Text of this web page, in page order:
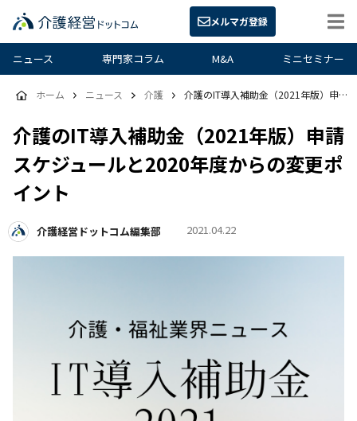
メルマガ登録
ニュース 専門家コラム M&A ミニセミナー
介護のIT導入補助金（2021年版）申請
スケジュールと2020年度からの変更ポ
イント
介護経営ドットコム編集部 2021.04.22
ホーム ニュース 介護 介護のIT導入補助金（2021年版）申請スケジュールと2020年度からの変更ポイント